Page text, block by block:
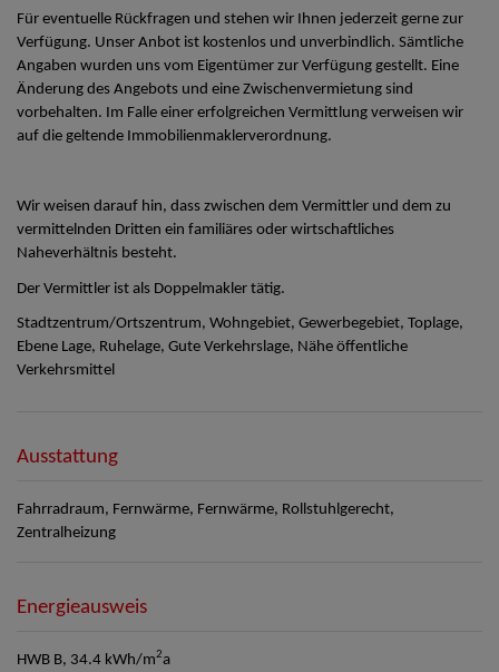
Für eventuelle Rückfragen und stehen wir Ihnen jederzeit gerne zur
Verfügung. Unser Anbot ist kostenlos und unverbindlich. Sämtliche
Angaben wurden uns vom Eigentümer zur Verfügung gestellt. Eine
Änderung des Angebots und eine Zwischenvermietung sind
vorbehalten. Im Falle einer erfolgreichen Vermittlung verweisen wir
auf die geltende Immobilienmaklerverordnung.
Wir weisen darauf hin, dass zwischen dem Vermittler und dem zu
vermittelnden Dritten ein familiäres oder wirtschaftliches
Naheverhältnis besteht.
Der Vermittler ist als Doppelmakler tätig.
Stadtzentrum/Ortszentrum, Wohngebiet, Gewerbegebiet, Toplage,
Ebene Lage, Ruhelage, Gute Verkehrslage, Nähe öffentliche
Verkehrsmittel
Ausstattung
Fahrradraum Fernwärme Fernwärme Rollstuhlgerecht
Zentralheizung
Energieausweis
HWB B, 34.4 kWh/m2a